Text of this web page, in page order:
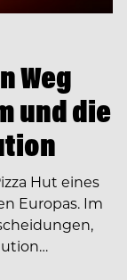
Weg
und die
Hut eines
Europas. Im